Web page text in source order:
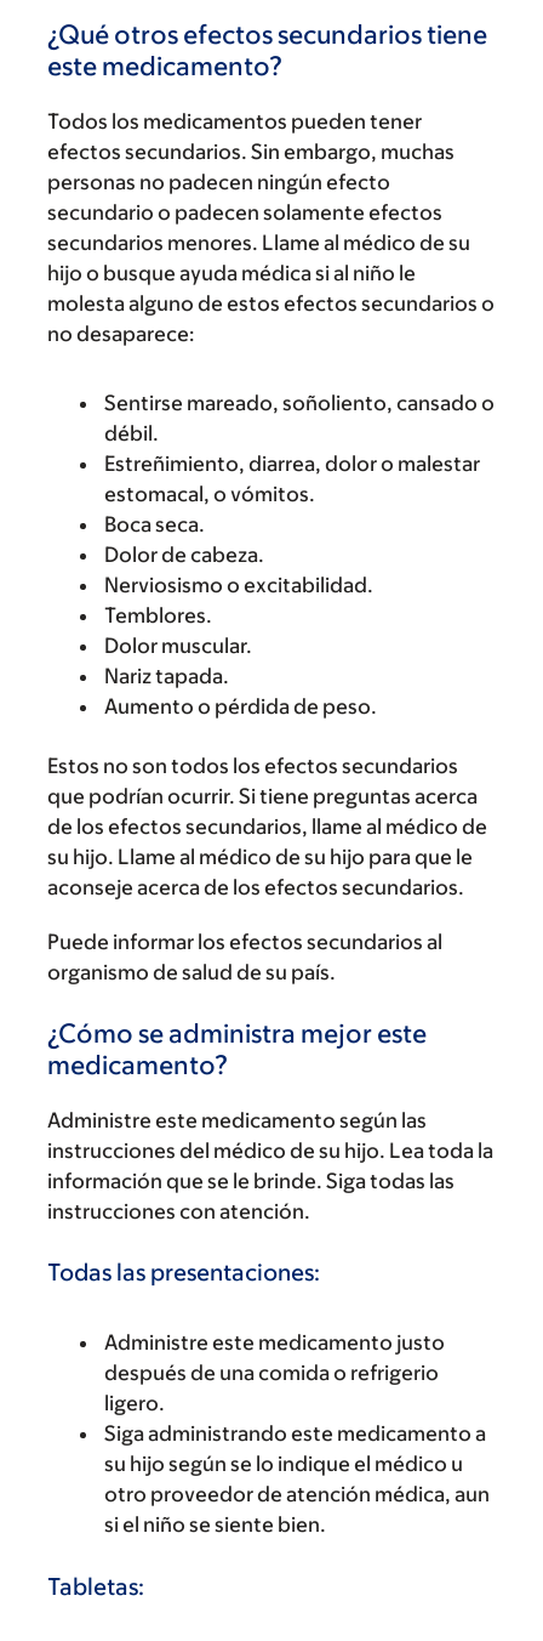
¿Qué otros efectos secundarios tiene
este medicamento?
Todos los medicamentos pueden tener
efectos secundarios. Sin embargo, muchas
personas no padecen ningún efecto
secundario o padecen solamente efectos
secundarios menores. Llame al médico de su
hijo o busque ayuda médica si al niño le
molesta alguno de estos efectos secundarios o
no desaparece:
Sentirse mareado, soñoliento, cansado o
débil.
Estreñimiento, diarrea, dolor o malestar
estomacal, o vómitos.
Boca seca.
Dolor de cabeza.
Nerviosismo o excitabilidad.
Temblores.
Dolor muscular.
Nariz tapada.
Aumento o pérdida de peso.
Estos no son todos los efectos secundarios
que podrían ocurrir. Si tiene preguntas acerca
de los efectos secundarios, llame al médico de
su hijo. Llame al médico de su hijo para que le
aconseje acerca de los efectos secundarios.
Puede informar los efectos secundarios al
organismo de salud de su país.
¿Cómo se administra mejor este
medicamento?
Administre este medicamento según las
instrucciones del médico de su hijo. Lea toda la
información que se le brinde. Siga todas las
instrucciones con atención.
Todas las presentaciones:
Administre este medicamento justo
después de una comida o refrigerio
ligero.
Siga administrando este medicamento a
su hijo según se lo indique el médico u
otro proveedor de atención médica, aun
si el niño se siente bien.
Tabletas: